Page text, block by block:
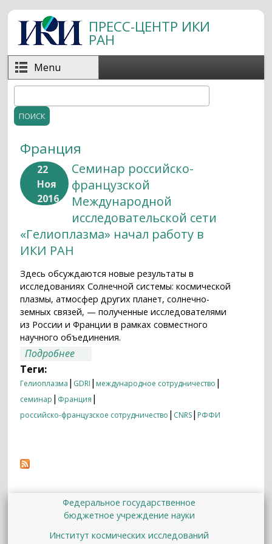
Перейти к основному содержанию
ПРЕСС-ЦЕНТР ИКИ
РАН
Menu
Форма поиска
Франция
22
Ноя
2016
Семинар российско-
французской
Международной
исследовательской сети
«Гелиоплазма» начал работу в
ИКИ РАН
Здесь обсуждаются новые результаты в
исследованиях Солнечной системы: космической
плазмы, атмосфер других планет, солнечно-
земных связей, — полученные исследователями
из России и Франции в рамках совместного
научного объединения.
Подробнее
сети «Гелиоплазма» начал работу в
ИКИ РАН
Теги:
Гелиоплазма | GDRI | международное сотрудничество |
семинар | Франция |
российско-французское сотрудничество | CNRS| РФФИ
Федеральное государственное
бюджетное учреждение науки
Институт космических исследований